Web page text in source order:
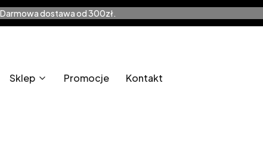
Darmowa dostawa od 300zł.
Sklep Promocje Kontakt